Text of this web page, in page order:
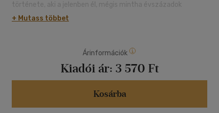
története, aki a jelenben él, mégis mintha évszázadok
emlékei húznák magukhoz. Két kor. Két szenvedély. Egy
láthatatlan szál, amely összeköti a múltat a jelennel. Egy
engedélyt sem az időtől, sem a józan észtől. Mert vannak
találkozások, amelyekhez nem elég egyetlen élet.
+ Mutass többet
Árinformációk
Kiadói ár: 3 570 Ft
Kosárba